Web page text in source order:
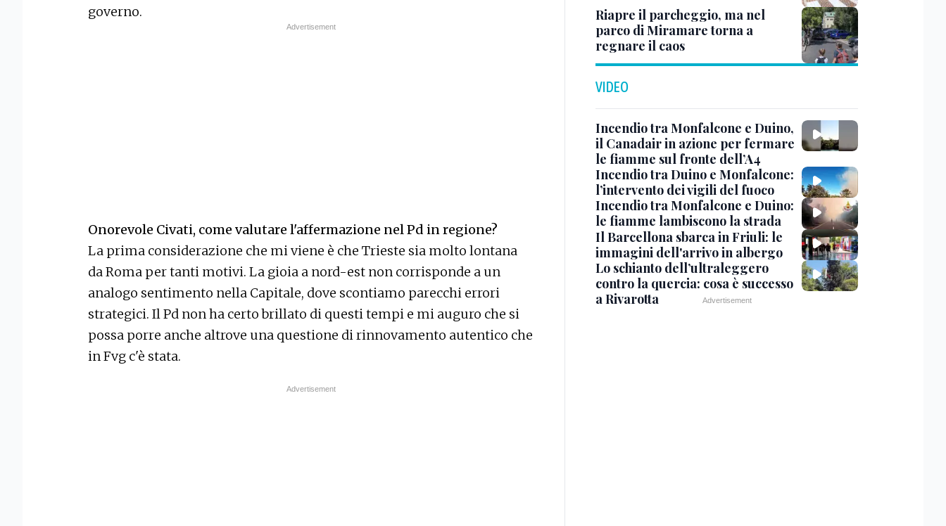
governo.
Onorevole Civati, come valutare l'affermazione nel Pd in regione?
La prima considerazione che mi viene è che Trieste sia molto lontana
da Roma per tanti motivi. La gioia a nord-est non corrisponde a un
analogo sentimento nella Capitale, dove scontiamo parecchi errori
strategici. Il Pd non ha certo brillato di questi tempi e mi auguro che si
possa porre anche altrove una questione di rinnovamento autentico che
in Fvg c'è stata.
Riapre il parcheggio, ma nel
parco di Miramare torna a
regnare il caos
VIDEO
Incendio tra Monfalcone e Duino,
il Canadair in azione per fermare
le fiamme sul fronte dell’A4
Incendio tra Duino e Monfalcone:
l’intervento dei vigili del fuoco
Incendio tra Monfalcone e Duino:
le fiamme lambiscono la strada
Il Barcellona sbarca in Friuli: le
immagini dell'arrivo in albergo
Lo schianto dell’ultraleggero
contro la quercia: cosa è successo
a Rivarotta